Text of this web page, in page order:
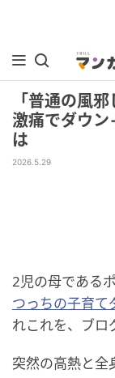
「普通の風
激痛でダウ
は
2026.5.29
2児の母である
つっちの子育て
れこれを、ブロ
突然の高熱と全